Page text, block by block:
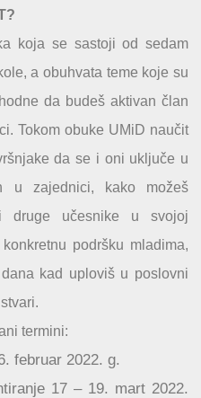
koja se sastoji od sedam
a obuhvata teme koje su
da budeš aktivan član
Tokom obuke UMiD naučit
da se i oni uključe u
u zajednici, kako možeš
druge učesnike u svojoj
podršku mladima,
kad uploviš u poslovni
termini:
februar 2022. g.
17 – 19. mart 2022.